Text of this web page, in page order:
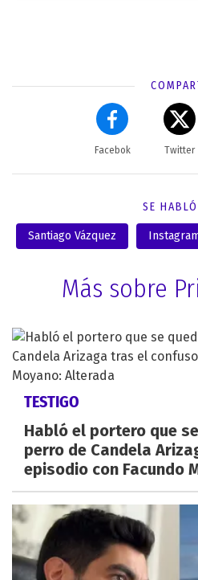
Facebok Twitter
SE
Santiago Vázquez
Más sobre
TESTIGO
Habló el portero que
perro de Candela
episodio con Facundo